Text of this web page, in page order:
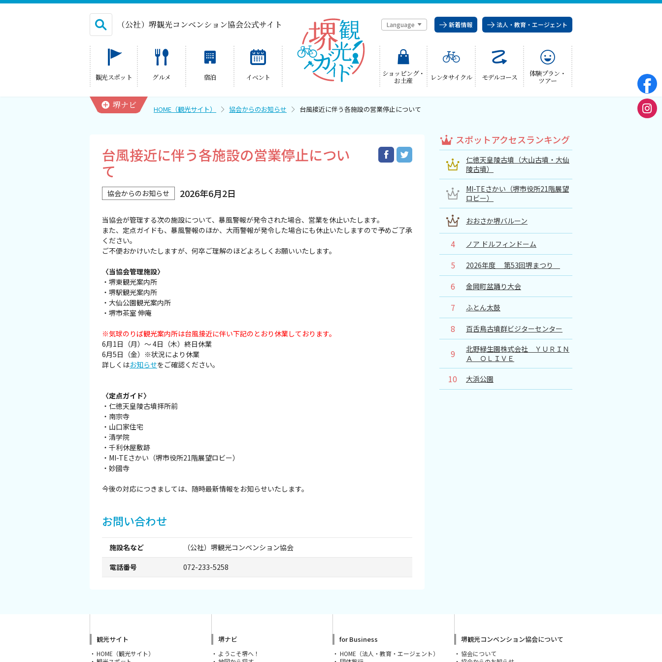
（公社）堺観光コンベンション協会公式サイト Language 新着情報 法人・教育・エージェント
観光スポット グルメ 宿泊 イベント ショッピング・
お土産 レンタサイクル モデルコース 体験プラン・
ツアー
简体中文
堺ナビ HOME（観光サイト） 協会からのお知らせ 台風接近に伴う各施設の営業停止について
台風接近に伴う各施設の営業停止につい
て
協会からのお知らせ 2026年6月2日
当協会が管理する次の施設について、暴風警報が発令された場合、営業を休止いたします。
また、定点ガイドも、暴風警報のほか、大雨警報が発令した場合にも休止いたしますので予めご了承
ください。
ご不便おかけいたしますが、何卒ご理解のほどよろしくお願いいたします。
〈当協会管理施設〉
・堺東観光案内所
・堺駅観光案内所
・大仙公園観光案内所
・堺市茶室 伸庵
※気球のりば観光案内所は台風接近に伴い下記のとおり休業しております。
6月1日（月）～ 4日（木）終日休業
6月5日（金）※状況により休業
詳しくはお知らせをご確認ください。
〈定点ガイド〉
・仁徳天皇陵古墳拝所前
・南宗寺
・山口家住宅
・清学院
・千利休屋敷跡
・MI-TEさかい（堺市役所21階展望ロビー）
・妙國寺
今後の対応につきましては、随時最新情報をお知らせいたします。
お問い合わせ
施設名など
（公社）堺観光コンベンション協会
電話番号
072-233-5258
スポットアクセスランキング
仁徳天皇陵古墳（大山古墳・大仙
陵古墳）
MI-TEさかい（堺市役所21階展望
ロビー）
おおさか堺バルーン
4 ノア ドルフィンドーム
5 2026年度 第53回堺まつり
6 金岡町盆踊り大会
7 ふとん太鼓
8 百舌鳥古墳群ビジターセンター
9
北野緑生園株式会社 ＹＵＲＩＮ
Ａ ＯＬＩＶＥ
10 大浜公園
観光サイト
HOME（観光サイト）
堺ナビ
ようこそ堺へ！
for Business
HOME（法人・教育・エージェント）
堺観光コンベンション協会について
協会について